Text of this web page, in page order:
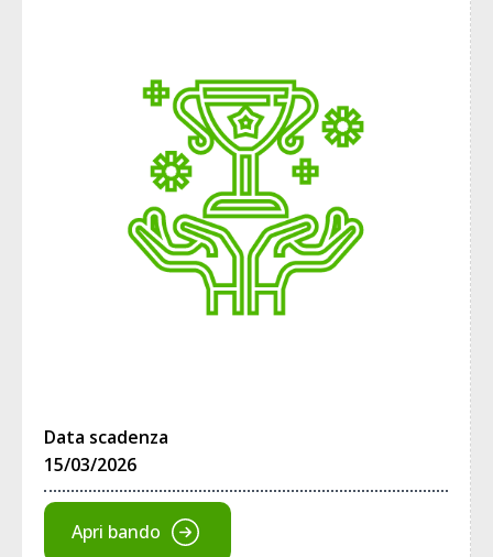
Data scadenza
15/03/2026
Apri bando